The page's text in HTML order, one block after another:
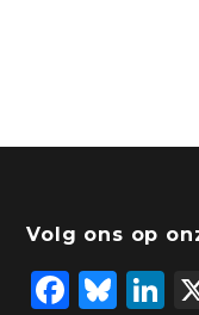
Volg ons op
F
Bl
Li